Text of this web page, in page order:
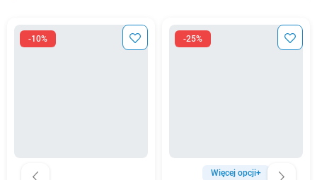
-10% -25%
Więcej opcji+